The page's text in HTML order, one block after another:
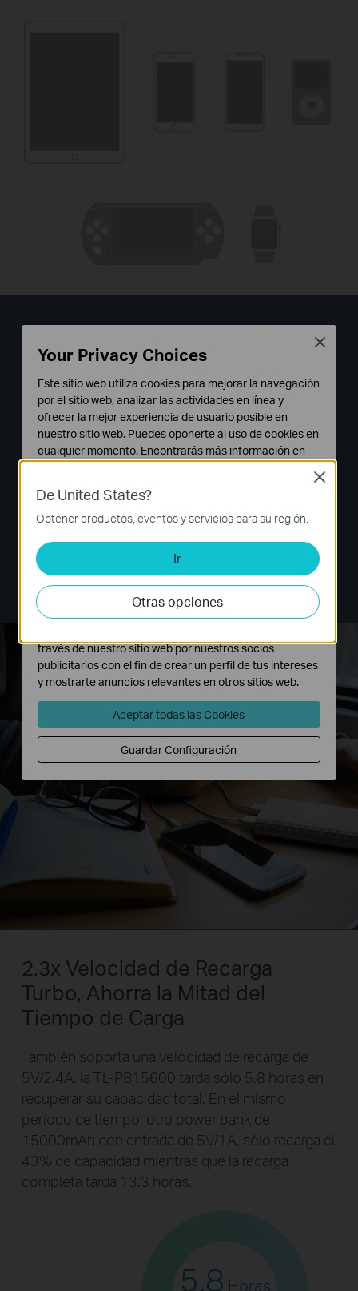
65% Más de Carga Rápida
utilizar tus dispositivos. Gracias a la tecnología de
carga inteligente TP-LINK y a la velocidad de
carga ultra rápida de 5V / 2.4A, la TL-PB15600
puede cargar un 65% más rápido y ahorrar hasta
un 40% de tiempo de carga. Totalmente cargado,
el iPhone 6s Plus tarda 150mins con TP-LINK
Smart Charging, mientras que tarda 250mins con
un cargador original de Apple. *
* El tiempo de carga exacto puede variar dependiendo
de la situación real
2.3x Velocidad de Recarga
Turbo, Ahorra la Mitad del
Tiempo de Carga
También soporta una velocidad de recarga de
5V/2.4A, la TL-PB15600 tarda sólo 5,8 horas en
recuperar su capacidad total. En el mismo
período de tiempo, otro power bank de
15000mAh con entrada de 5V/1A, sólo recarga el
43% de capacidad mientras que la recarga
completa tarda 13.3 horas.
5.8 Horas
De United States?
Obtener productos, eventos y servicios para su región.
Ir
Otras opciones
Close
Your Privacy Choices
Este sitio web utiliza cookies para mejorar la navegación
por el sitio web, analizar las actividades en línea y
ofrecer la mejor experiencia de usuario posible en
nuestro sitio web. Puedes oponerte al uso de cookies en
cualquier momento. Encontrarás más información en
Cookies Básicas
Estas cookies son necesarias para el funcionamiento
del sitio web y no pueden desactivarse en tu sistema.
Cookies de Análisis y de Marketing
Las cookies de análisis nos permiten analizar tus
actividades en nuestro sitio web con el fin de mejorar y
adaptar la funcionalidad del mismo.
través de nuestro sitio web por nuestros socios
publicitarios con el fin de crear un perfil de tus intereses
y mostrarte anuncios relevantes en otros sitios web.
Aceptar todas las Cookies
Guardar Configuración
Close